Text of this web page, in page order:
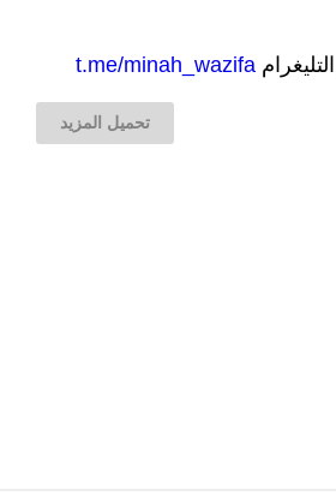
t.me/minah_wazifa
تحميل المزيد